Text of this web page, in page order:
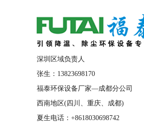
深圳区域负责人
张生：13823698170
福泰环保设备厂家—成都分公司
西南地区(四川、重庆、成都)
夏生电话：+8618030698742